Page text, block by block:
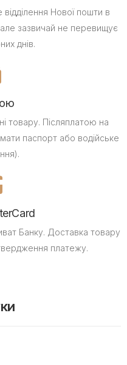
Нової пошти в
зазвичай не перевищує
днів.
товару. Післяплатою на
паспорт або водійське
Банку. Доставка товару
платежу.